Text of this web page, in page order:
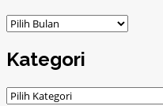
ARSIP
Kategori
Kategori